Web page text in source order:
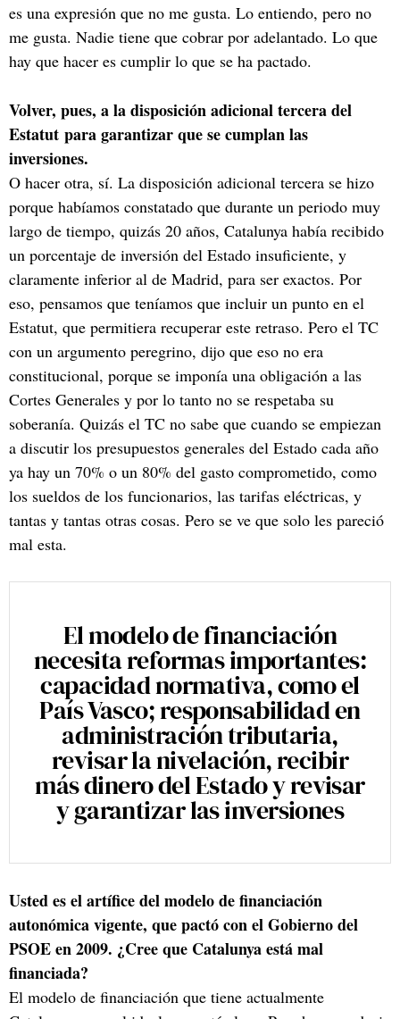
es una expresión que no me gusta. Lo entiendo, pero no
me gusta. Nadie tiene que cobrar por adelantado. Lo que
hay que hacer es cumplir lo que se ha pactado.
Volver, pues, a la disposición adicional tercera del
Estatut para garantizar que se cumplan las
inversiones.
O hacer otra, sí. La disposición adicional tercera se hizo
porque habíamos constatado que durante un periodo muy
largo de tiempo, quizás 20 años, Catalunya había recibido
un porcentaje de inversión del Estado insuficiente, y
claramente inferior al de Madrid, para ser exactos. Por
eso, pensamos que teníamos que incluir un punto en el
Estatut, que permitiera recuperar este retraso. Pero el TC
con un argumento peregrino, dijo que eso no era
constitucional, porque se imponía una obligación a las
Cortes Generales y por lo tanto no se respetaba su
soberanía. Quizás el TC no sabe que cuando se empiezan
a discutir los presupuestos generales del Estado cada año
ya hay un 70% o un 80% del gasto comprometido, como
los sueldos de los funcionarios, las tarifas eléctricas, y
tantas y tantas otras cosas. Pero se ve que solo les pareció
mal esta.
El modelo de financiación
necesita reformas importantes:
capacidad normativa, como el
País Vasco; responsabilidad en
administración tributaria,
revisar la nivelación, recibir
más dinero del Estado y revisar
y garantizar las inversiones
Usted es el artífice del modelo de financiación
autonómica vigente, que pactó con el Gobierno del
PSOE en 2009. ¿Cree que Catalunya está mal
financiada?
El modelo de financiación que tiene actualmente